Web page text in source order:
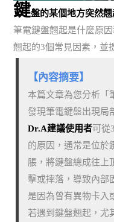
鍵盤的某個地方突然
筆電鍵盤翹起是什麼原
翹起的3個常見因素，並
【內容摘要】
本篇文章為您分析「
發現筆電鍵盤出現局
Dr.A建議使用者可從
的原因，通常是位於
脹，將鍵盤總成往上
擊或摔落，導致內部
是因為曾有異物卡入
若遇到鍵盤翹起，尤